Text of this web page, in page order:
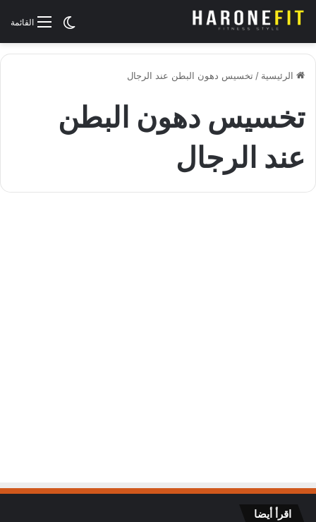
القائمةالوضع
الرئيسية / تخسيس دهون البطن عند الرجال
تخسيس دهون البطن
عند الرجال
اقرأ أيضا